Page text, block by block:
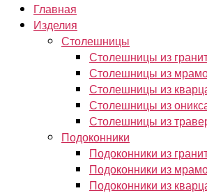
Главная
Изделия
Столешницы
Столешницы из
Столешницы из
Столешницы из
Столешницы из
Столешницы из
Подоконники
Подоконники из
Подоконники из
Подоконники из